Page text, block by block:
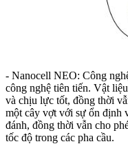
- Nanocell NEO: Công
công nghệ tiên tiến. Vật
và chịu lực tốt, đồng thời
một cây vợt với sự ổn định
đánh, đồng thời vẫn cho
tốc độ trong các pha cầu.